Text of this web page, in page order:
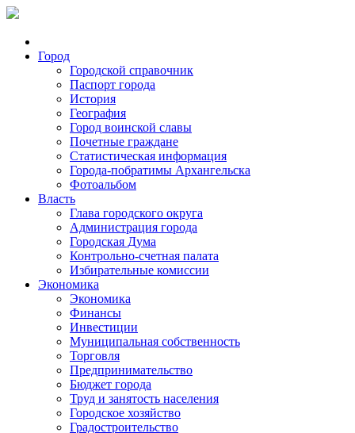
Город
Городской справочник
Паспорт города
История
География
Город воинской славы
Почетные граждане
Статистическая информация
Города-побратимы Архангельска
Фотоальбом
Власть
Глава городского округа
Администрация города
Городская Дума
Контрольно-счетная палата
Избирательные комиссии
Экономика
Экономика
Финансы
Инвестиции
Муниципальная собственность
Торговля
Предпринимательство
Бюджет города
Труд и занятость населения
Городское хозяйство
Градостроительство